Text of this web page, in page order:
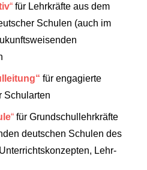
“ für Lehrkräfte aus dem
Schulen (auch im
für engagierte
Schularten
“ für Grundschullehrkräfte
deutschen Schulen des
Lehr-